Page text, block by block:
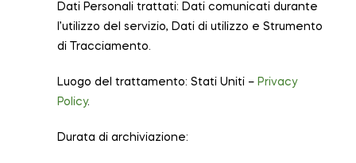
Dati Personali trattati: Dati comunicati durante
l’utilizzo del servizio, Dati di utilizzo e Strumento
di Tracciamento.
Luogo del trattamento: Stati Uniti – Privacy
Policy.
Durata di archiviazione: